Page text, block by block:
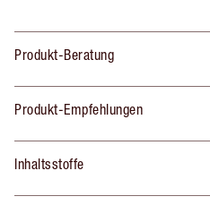
Produkt-Beratung
Produkt-Empfehlungen
Inhaltsstoffe